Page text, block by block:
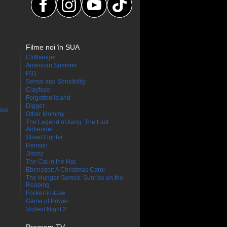
Filme noi în SUA
Cliffhanger
American Summer
P31
Sense and Sensibility
Clayface
Forgotten Island
Digger
Other Mommy
The Legend of Aang: The Last
Airbender
Street Fighter
Remain
Jimmy
The Cat in the Hat
Ebenezer: A Christmas Carol
The Hunger Games: Sunrise on the
Reaping
Focker-in-Law
Game of Power
Violent Night 2